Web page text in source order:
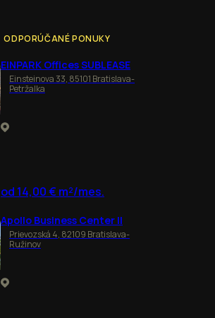
ODPORÚČANÉ PONUKY
EINPARK Offices SUBLEASE
Einsteinova 33, 85101 Bratislava-
Petržalka
od 14,00 € m²/mes.
Apollo Business Center II
Prievozská 4, 82109 Bratislava-
Ružinov